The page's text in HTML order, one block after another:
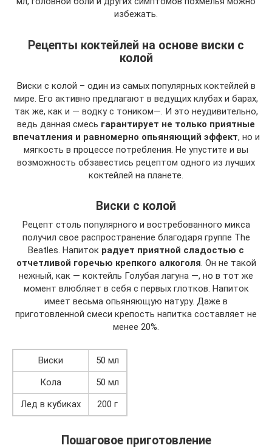
избежать.
Рецепты коктейлей на основе виски с
колой
Виски с колой – один из самых популярных коктейлей в
мире. Его активно предлагают в ведущих клубах и барах,
так же, как и — водку с тоником—. И это неудивительно,
ведь данная смесь гарантирует не только приятные
впечатления и равномерно опьяняющий эффект, но и
мягкость в процессе потребления. Не упустите и вы
возможность обзавестись рецептом одного из лучших
коктейлей на планете.
Виски с колой
Рецепт столь популярного и востребованного микса
получил свое распространение благодаря группе The
Beatles. Напиток радует приятной сладостью с
отчетливой горечью крепкого алкоголя . Он не такой
нежный, как — коктейль Голубая лагуна —, но в тот же
момент влюбляет в себя с первых глотков. Напиток
имеет весьма опьяняющую натуру. Даже в
приготовленной смеси крепость напитка составляет не
менее 20%.
Виски
50 мл
Кола
50 мл
Лед в кубиках
200 г
Пошаговое приготовление